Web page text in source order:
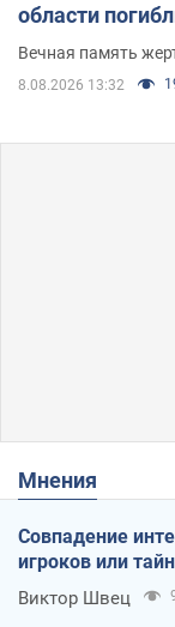
области
муж и внук
Вечная память
8.08.2026 13:32
Мнения
Совпадение
игроков или
Виктор Швец